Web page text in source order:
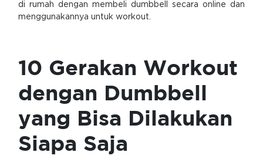
di rumah dengan membeli dumbbell secara online dan
menggunakannya untuk workout.
10 Gerakan Workout
dengan Dumbbell
yang Bisa Dilakukan
Siapa Saja